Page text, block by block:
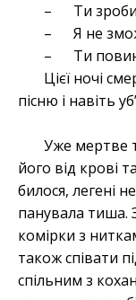
– Ти
– Я не
– Ти
Цієї ночі
пісню і навіть
Уже мертве
його від крові
билося, легені
панувала тиша.
комірки з
також співати
спільним з